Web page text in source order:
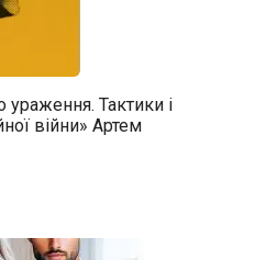
Тактики і
війни» Артем